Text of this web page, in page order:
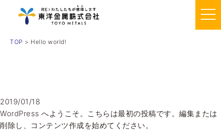
TOP > Hello world!
2019/01/18
WordPress へようこそ。こちらは最初の投稿です。編集または
削除し、コンテンツ作成を始めてください。